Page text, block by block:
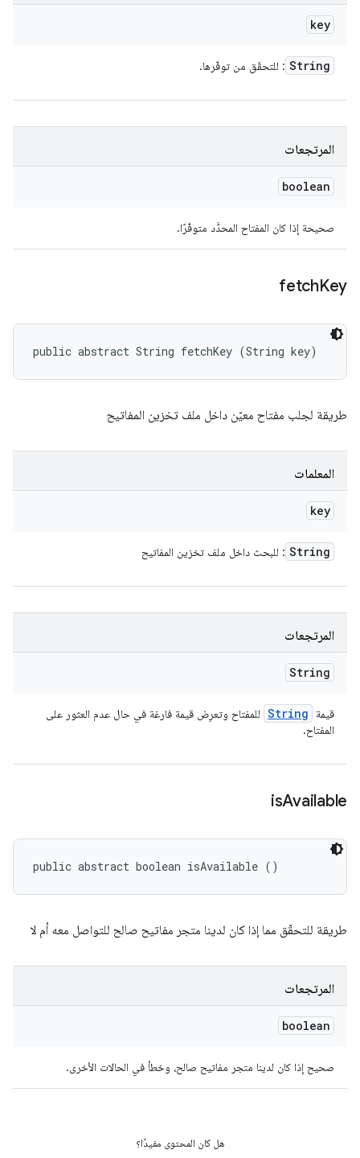
key
String : للتحقّق من توفّرها.
المرتجعات
boolean
صحيحة إذا كان المفتاح المحدَّد متوفّرًا.
fetchKey
public abstract String fetchKey (String key)
طريقة لجلب مفتاح معيّن داخل ملف تخزين المفاتيح
المعلمات
key
String : للبحث داخل ملف تخزين المفاتيح
المرتجعات
String
قيمة String للمفتاح وتعرِض قيمة فارغة في حال عدم العثور على
المفتاح.
isAvailable
public abstract boolean isAvailable ()
طريقة للتحقّق مما إذا كان لدينا متجر مفاتيح صالح للتواصل معه أم لا
المرتجعات
boolean
صحيح إذا كان لدينا متجر مفاتيح صالح، وخطأ في الحالات الأخرى.
هل كان المحتوى مفيدًا؟